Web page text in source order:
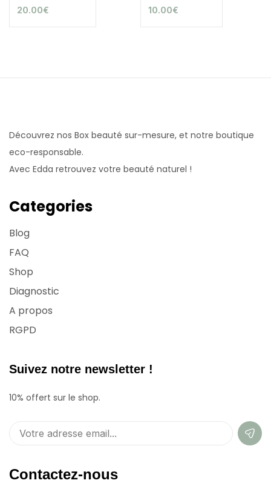
20.00€ 10.00€
Découvrez nos Box beauté sur-mesure, et notre boutique
eco-responsable.
Avec Edda retrouvez votre beauté naturel !
Categories
Blog
FAQ
Shop
Diagnostic
A propos
RGPD
Suivez notre newsletter !
10% offert sur le shop.
Contactez-nous